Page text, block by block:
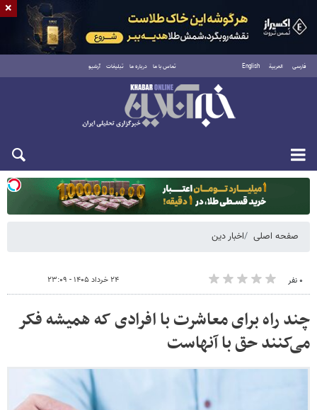
فارسی العربية English تماس با ما درباره ما تبلیغات آرشیو
دوشنبه ۱۹ مرداد ۱۴۰۵
صفحه اصلی اخبار دین
۰ نفر ۲۴ خرداد ۱۴۰۵ - ۲۳:۰۹
چند راه برای معاشرت با افرادی که همیشه فکر
می‌کنند حق با آنهاست
×